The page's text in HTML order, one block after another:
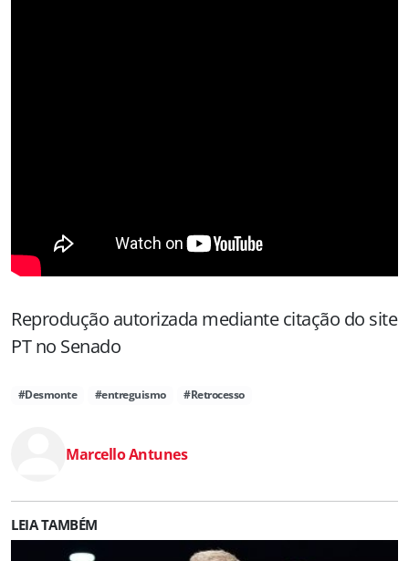
Reprodução autorizada mediante citação do site
PT no Senado
#Desmonte #entreguismo #Retrocesso
Marcello Antunes
LEIA TAMBÉM